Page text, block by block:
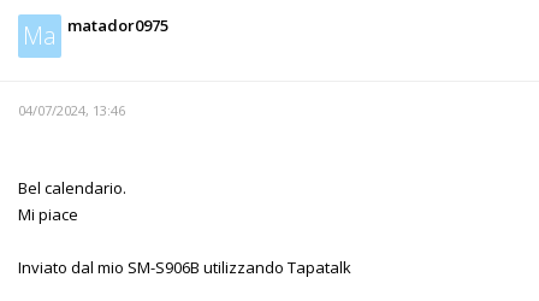
Ma matador0975
04/07/2024, 13:46
Bel calendario.
Mi piace
Inviato dal mio SM-S906B utilizzando Tapatalk